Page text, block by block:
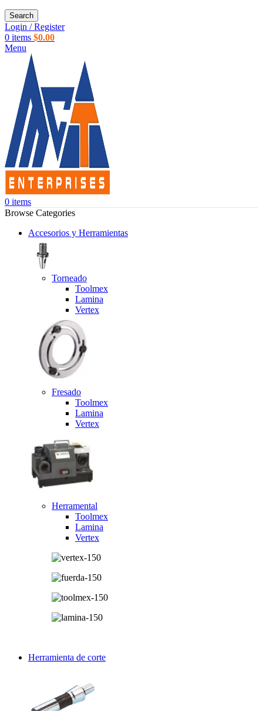
Search
Login / Register
0 items $0.00
Menu
0 items
Browse Categories
Accesorios y Herramientas
Torneado
Toolmex
Lamina
Vertex
Fresado
Toolmex
Lamina
Vertex
Herramental
Toolmex
Lamina
Vertex
Herramienta de corte